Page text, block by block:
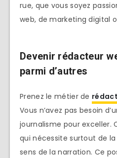
rue, que vous soyez
web, de marketing digital
Devenir rédacteur
parmi d’autres
Prenez le métier de
Vous n’avez pas besoin
journalisme pour exceller.
qui nécessite surtout de
sens de la narration. Ce